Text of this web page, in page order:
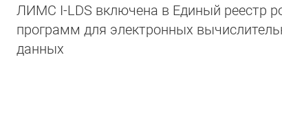
ЛИМС I-LDS включена в Единый реестр
программ для электронных
данных